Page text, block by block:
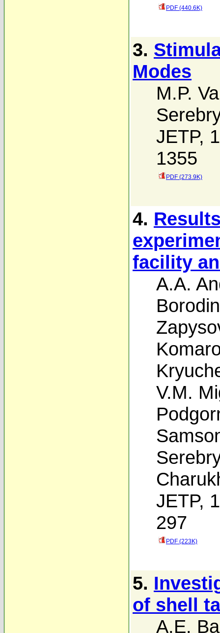
PDF (440.6K)
3.
Modes
M.P.
JETP,
1355
PDF (273.9K)
4.
facility
A.A.
Borodin
V.M.
JETP,
297
PDF (223K)
5.
of shell
A.E.